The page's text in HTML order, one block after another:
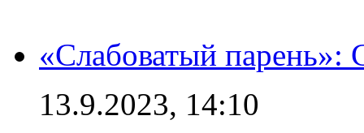
«Слабоватый парень»:
13.9.2023, 14:10